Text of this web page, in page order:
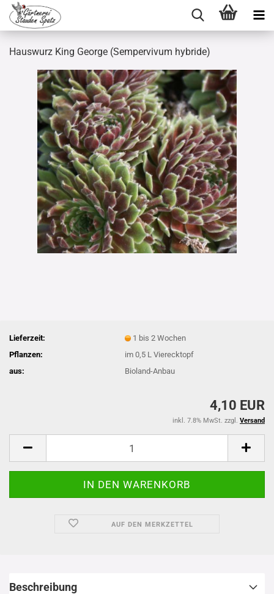
Hauswurz King George (Sempervivum hybride)
Lieferzeit:
1 bis 2 Wochen
Pflanzen:
im 0,5 L Vierecktopf
aus:
Bioland-Anbau
4,10 EUR
inkl. 7.8% MwSt. zzgl. Versand
AUF DEN MERKZETTEL
Beschreibung